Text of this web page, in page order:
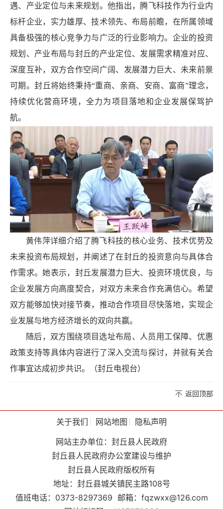
遇、产业定位与未来规划。他指出，腾飞科技作为行业内
标杆企业，实力雄厚、技术领先、布局前瞻，在所属领域
具备极强的核心竞争力与广泛的行业影响力。企业的投资
规划、产业布局与封丘的产业定位、发展需求精准对应、
深度互补，双方合作空间广阔、发展潜力巨大、未来前景
可期。封丘将始终秉持“重商、亲商、安商、富商”理念，
持续优化营商环境，全力为项目落地和企业发展保驾护
航。
黄伟萍详细介绍了腾飞科技的核心业务、技术优势及
未来投资布局规划，并阐述了在封丘的投资意向与具体合
作需求。她表示，封丘发展潜力巨大、投资环境优良，与
企业发展方向高度契合，对双方未来合作充满信心。希望
双方能够加快对接节奏，推动合作项目尽快落地，实现企
业发展与地方经济增长的双向共赢。
随后，双方围绕项目选址布局、人员用工保障、优惠
政策支持等具体内容进行了深入交流与探讨，并就有关合
作事宜达成初步共识。（封丘电视台）
返回顶部
关于我们 网站地图
隐私声明
网站主办单位：封丘县人民政府
封丘县人民政府办公室建设与维护
封丘县人民政府版权所有
地址：封丘县城关镇民主路108号
值班电话：0373-8297369 邮箱：fqzwxx@126.com